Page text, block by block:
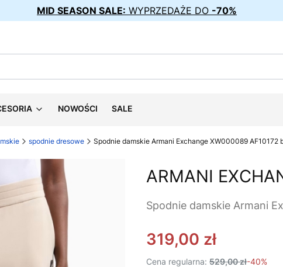
MID SEASON SALE: WYPRZEDAŻE DO -70%
NOWOŚCI SALE
spodnie dresowe Spodnie damskie Armani Exchange XW000089 AF10172
ARMANI
Spodnie damskie Armani
319,00 zł
Cena regularna: 529,00 zł-40%